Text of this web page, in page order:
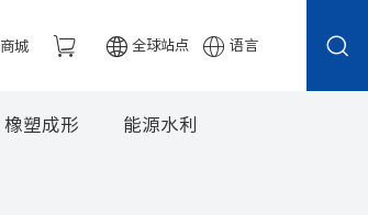
商城 全球站点 语言
橡塑成形 能源水利